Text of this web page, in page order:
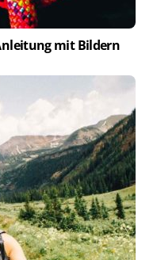
mit Bildern